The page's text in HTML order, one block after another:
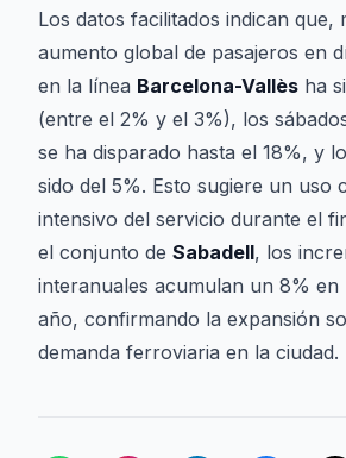
Los datos facilitados indican que,
aumento global de pasajeros en
en la línea Barcelona-Vallès ha
(entre el 2% y el 3%), los
se ha disparado hasta el 18%, y
sido del 5%. Esto sugiere un uso
intensivo del servicio durante el
el conjunto de Sabadell, los
interanuales acumulan un 8% en
año, confirmando la expansión
demanda ferroviaria en la ciudad.